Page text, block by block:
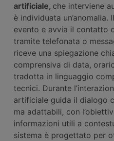
artificiale, che interviene
è individuata un’anomalia.
evento e avvia il contatto
tramite telefonata o
riceve una spiegazione
comprensiva di data,
tradotta in linguaggio
tecnici. Durante
artificiale guida il dialogo
ma adattabili, con
informazioni utili a
sistema è progettato per